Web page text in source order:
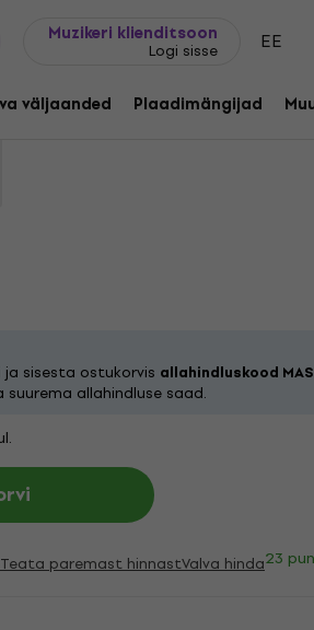
Muzikeri klienditsoon
Logi sisse EE
väljaanded Plaadimängijad
Ritual (Limited Edition)
1255455
sisesta ostukorvis allahindluskood
allahindluse saad.
Teata paremast hinnastValva hinda23